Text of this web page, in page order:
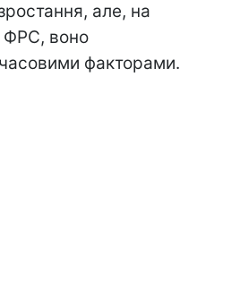
але, на
ФРС, воно
факторами.